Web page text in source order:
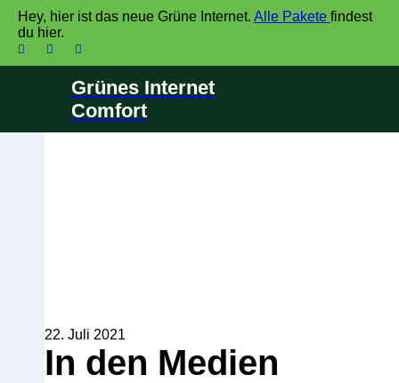
Hey, hier ist das neue Grüne Internet. Alle Pakete findest
du hier.
Grünes Internet
Comfort
Home
Themen
In den Medien
22. Juli 2021
In den Medien